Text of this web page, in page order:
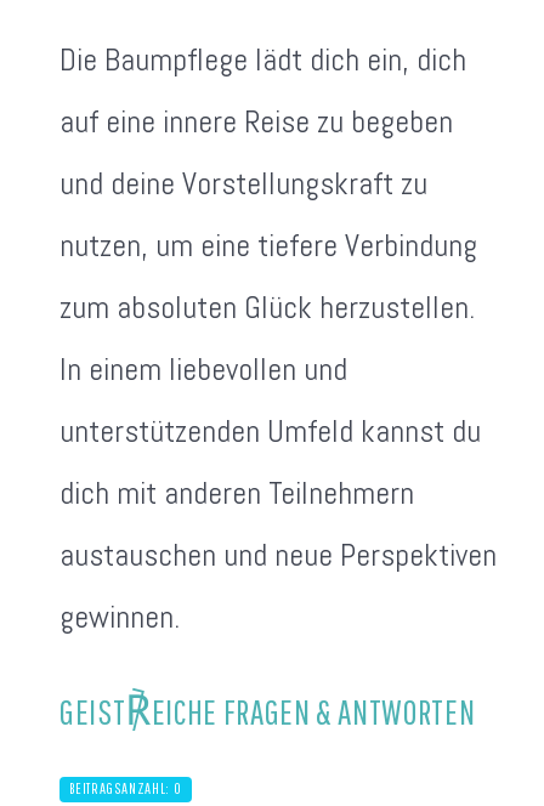
Die Baumpflege lädt dich ein, dich
auf eine innere Reise zu begeben
und deine Vorstellungskraft zu
nutzen, um eine tiefere Verbindung
zum absoluten Glück herzustellen.
In einem liebevollen und
unterstützenden Umfeld kannst du
dich mit anderen Teilnehmern
austauschen und neue Perspektiven
gewinnen.
GEIST℟EICHE FRAGEN & ANTWORTEN
BEITRAGSANZAHL: 0